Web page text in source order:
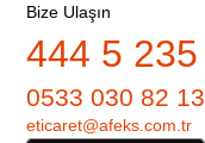
Bize Ulaşın
444 5 235
0533 030 82 13
eticaret@afeks.com.tr